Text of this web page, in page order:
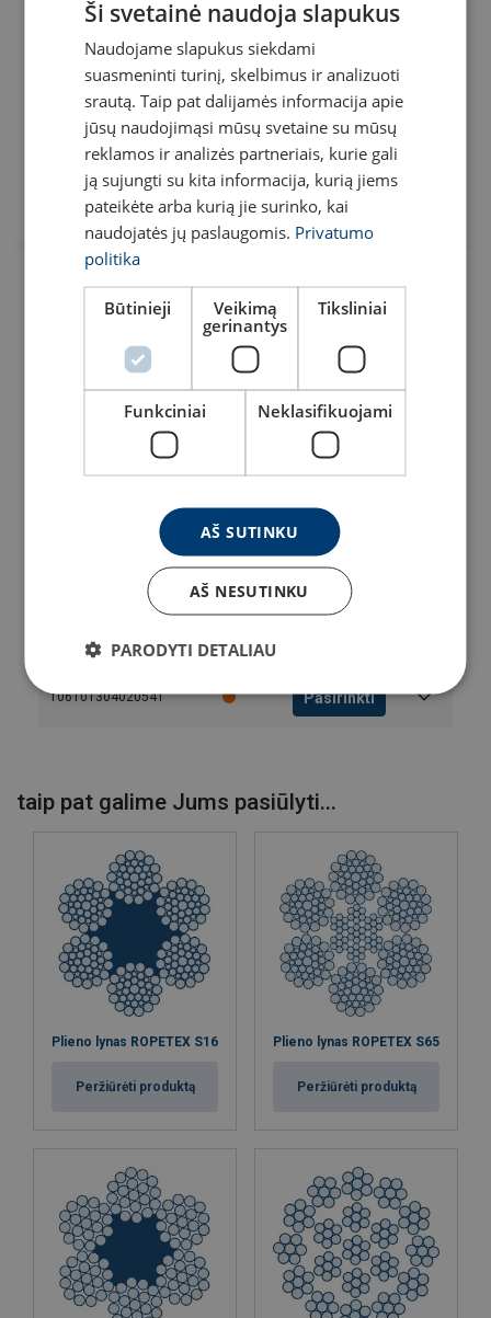
Liftas
FILTRAI & SUBKATEGORIJOS
106100804020541 Pasirinkti
106101004020541 Pasirinkti
106101304020541 Pasirinkti
taip pat galime Jums pasiūlyti...
Plieno lynas ROPETEX S16
Peržiūrėti produktą
Plieno lynas ROPETEX S65
Peržiūrėti produktą
LITHUANIAN
ENGLISH TRANSLATION
Ši svetainė naudoja slapukus
Naudojame slapukus siekdami
suasmeninti turinį, skelbimus ir analizuoti
srautą. Taip pat dalijamės informacija apie
jūsų naudojimąsi mūsų svetaine su mūsų
reklamos ir analizės partneriais, kurie gali
ją sujungti su kita informacija, kurią jiems
pateikėte arba kurią jie surinko, kai
naudojatės jų paslaugomis. Privatumo
politika
Būtinieji
Veikimą
gerinantys
Tiksliniai
Funkciniai Neklasifikuojami
AŠ SUTINKU
AŠ NESUTINKU
PARODYTI DETALIAU